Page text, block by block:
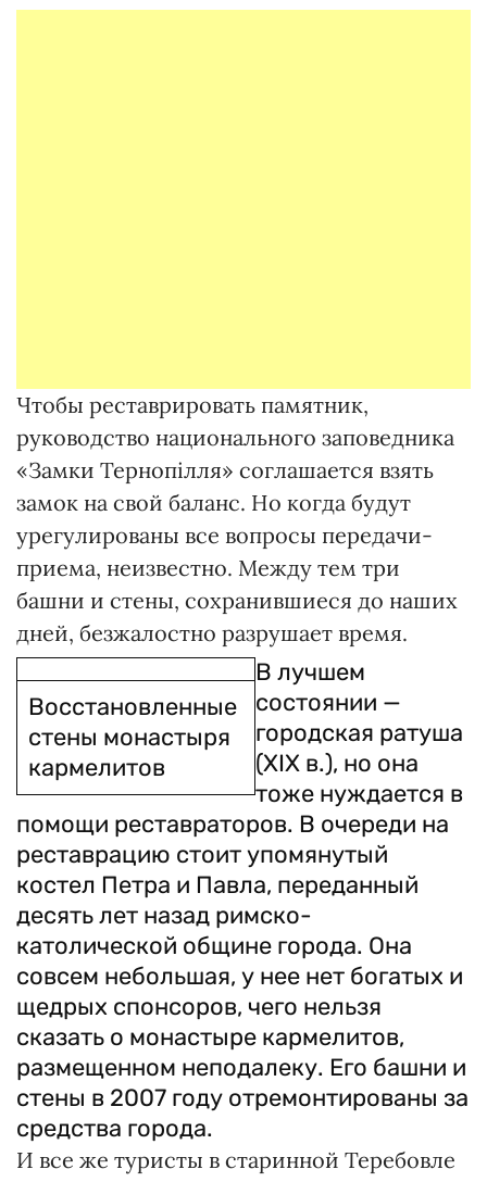
Чтобы реставрировать памятник,
руководство национального заповедника
«Замки Тернопілля» соглашается взять
замок на свой баланс. Но когда будут
урегулированы все вопросы передачи-
приема, неизвестно. Между тем три
башни и стены, сохранившиеся до наших
дней, безжалостно разрушает время.
Восстановленные
стены монастыря
кармелитов
В лучшем
состоянии —
городская ратуша
(XIX в.), но она
тоже нуждается в
помощи реставраторов. В очереди на
реставрацию стоит упомянутый
костел Петра и Павла, переданный
десять лет назад римско-
католической общине города. Она
совсем небольшая, у нее нет богатых и
щедрых спонсоров, чего нельзя
сказать о монастыре кармелитов,
размещенном неподалеку. Его башни и
стены в 2007 году отремонтированы за
средства города.
И все же туристы в старинной Теребовле